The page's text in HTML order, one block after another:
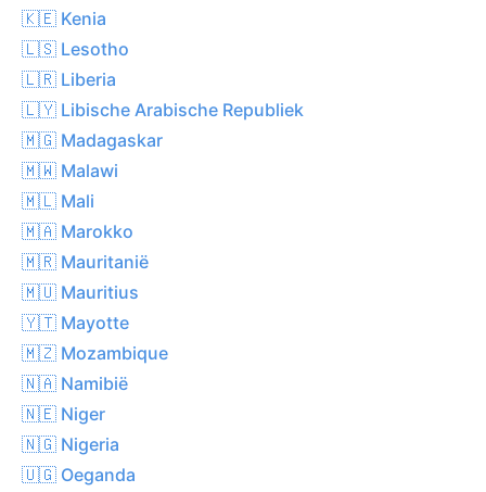
🇰🇪 Kenia
🇱🇸 Lesotho
🇱🇷 Liberia
🇱🇾 Libische Arabische Republiek
🇲🇬 Madagaskar
🇲🇼 Malawi
🇲🇱 Mali
🇲🇦 Marokko
🇲🇷 Mauritanië
🇲🇺 Mauritius
🇾🇹 Mayotte
🇲🇿 Mozambique
🇳🇦 Namibië
🇳🇪 Niger
🇳🇬 Nigeria
🇺🇬 Oeganda